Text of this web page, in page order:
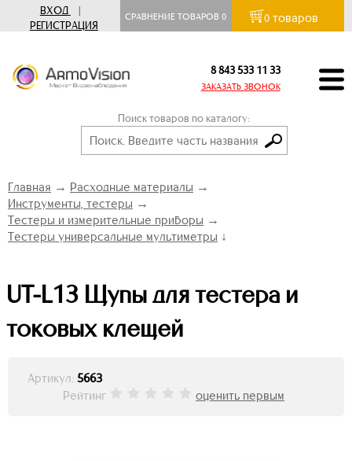
ВХОД
|
РЕГИСТРАЦИЯ
СРАВНЕНИЕ ТОВАРОВ0 0 товаров
8 843 533 11 33
ЗАКАЗАТЬ ЗВОНОК
Поиск товаров по каталогу:
Главная → Расходные материалы →
Инструменты, тестеры →
Тестеры и измерительные приборы →
Тестеры универсальные мультиметры ↓
UT-L13 Щупы для тестера и
токовых клещей
Артикул: 5663
Рейтинг
оценить первым